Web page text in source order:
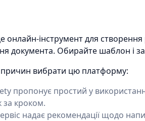
онлайн-інструмент для
документа. Обирайте шаблон і
причин вибрати цю платформу:
пропонує простий у
за кроком.
надає рекомендації щодо